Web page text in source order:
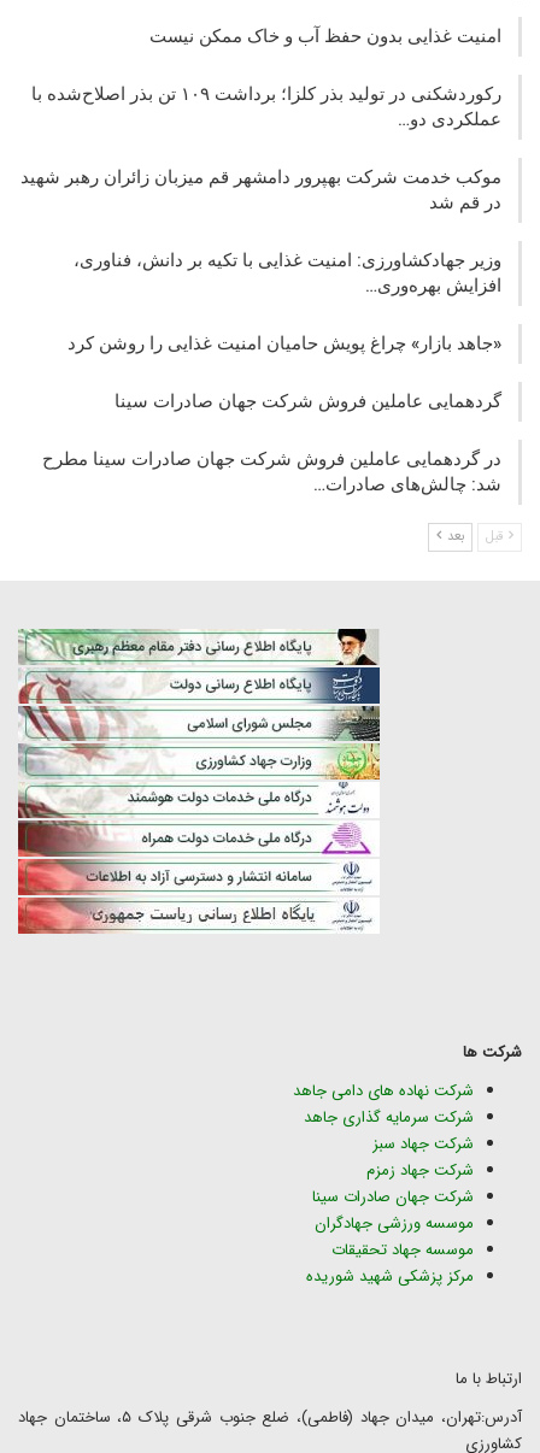
امنیت غذایی بدون حفظ آب و خاک ممکن نیست
رکوردشکنی در تولید بذر کلزا؛ برداشت ۱۰۹ تن بذر اصلاح‌شده با
عملکردی دو…
موکب خدمت شرکت بهپرور دامشهر قم میزبان زائران رهبر شهید
در قم شد
وزیر جهادکشاورزی: امنیت غذایی با تکیه بر دانش، فناوری،
افزایش بهره‌وری…
«جاهد بازار» چراغ پویش حامیان امنیت غذایی را روشن کرد
گردهمایی عاملین فروش شرکت جهان صادرات سینا
در گردهمایی عاملین فروش شرکت جهان صادرات سینا مطرح
شد: چالش‌های صادرات…
قبل بعد
شرکت ها
شرکت نهاده های دامی جاهد
شرکت سرمایه گذاری جاهد
شرکت جهاد سبز
شرکت جهاد زمزم
شرکت جهان صادرات سینا
موسسه ورزشی جهادگران
موسسه جهاد تحقیقات
مرکز پزشکی شهید شوریده
ارتباط با ما
آدرس:تهران، میدان جهاد (فاطمی)، ضلع جنوب شرقی پلاک ۵، ساختمان جهاد
کشاورزی